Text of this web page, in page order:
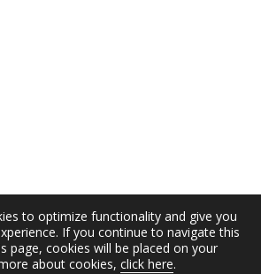
to optimize functionality and give you
If you continue to navigate this
page, cookies will be placed on your
about cookies, click here.